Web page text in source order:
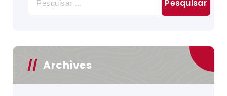
por:
Archives